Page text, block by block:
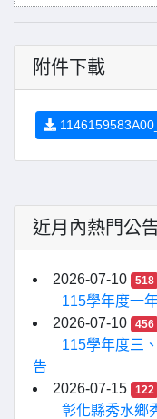
附件下載
近月內熱門公
2026-07-10 518
115學年度一
2026-07-10
456
115學年度三
告
2026-07-15
122
彰化縣秀水鄉